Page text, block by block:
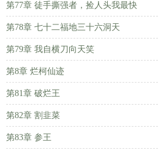
第77章 徒手撕强者，捡人头我最快
第78章 七十二福地三十六洞天
第79章 我自横刀向天笑
第8章 烂柯仙迹
第81章 破烂王
第82章 割韭菜
第83章 参王